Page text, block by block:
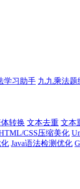
学习助手 九九乘法题
转换 文本去重 文本
CSS压缩美化
Java语法检测优化